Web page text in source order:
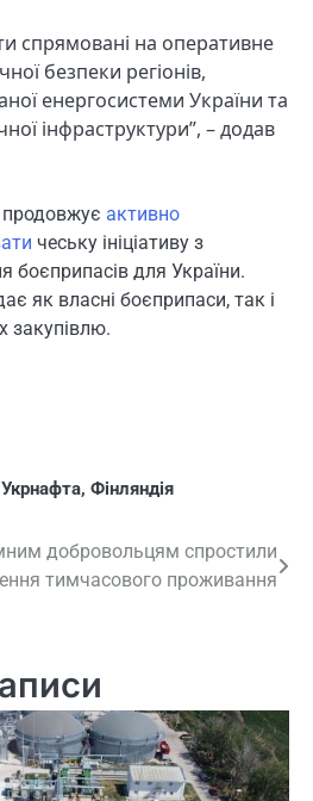
спрямовані на оперативне
безпеки регіонів,
енергосистеми України та
інфраструктури”, – додав
продовжує активно
чеську ініціативу з
боєприпасів для України.
як власні боєприпаси, так і
закупівлю.
Укрнафта, Фінляндія
добровольцям спростили
тимчасового проживання